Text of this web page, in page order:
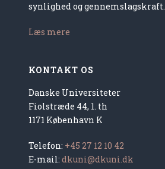
synlighed og gennemslagskraft.
Læs mere
KONTAKT OS
Danske Universiteter
Fiolstræde 44, 1. th
1171 København K
Telefon: +45 27 12 10 42
E-mail:dkuni@dkuni.dk